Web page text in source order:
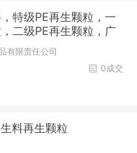
特级PE再生颗粒，一
二级PE再生颗粒，广
生塑料加工厂家，
有限责任公司
0成交
料再生颗粒